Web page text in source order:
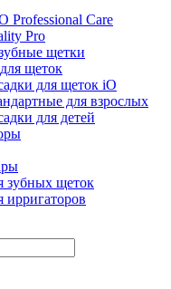
Professional Care
Pro
щетки
щеток
для щеток iO
для взрослых
для детей
зубных щеток
ирригаторов